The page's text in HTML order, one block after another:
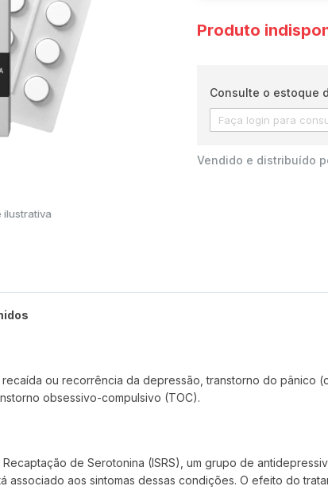
ilustrativa
Produto
Consulte o estoque
Vendido e distribuído
ou recorrência da depressão, transtorno do pânico
obsessivo-compulsivo (TOC).
de Serotonina (ISRS), um grupo de
associado aos sintomas dessas condições. O efeito do